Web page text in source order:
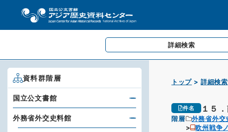
詳細検索
トップ 詳細検索
件名 １５
階層 外務省外交
欧州戦争
資料群階層
国立公文書館
外務省外交史料館